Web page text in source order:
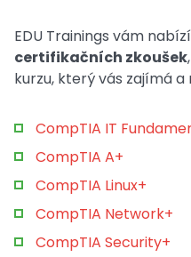
EDU Trainings vám nabízí
certifikačních zkoušek
kurzu, který vás zajímá
CompTIA IT
CompTIA A+
CompTIA Linux+
CompTIA Network+
CompTIA Security+